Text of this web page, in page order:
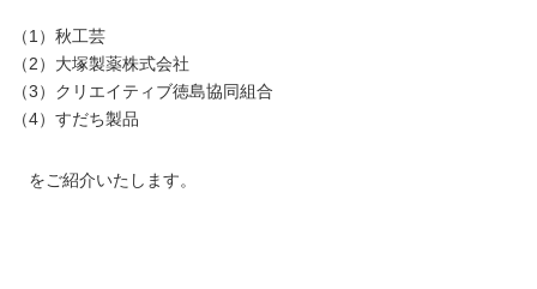
（1）秋工芸
（2）大塚製薬株式会社
（3）クリエイティブ徳島協同組合
（4）すだち製品
をご紹介いたします。